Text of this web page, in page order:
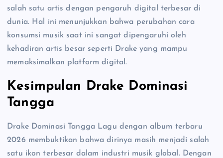
salah satu artis dengan pengaruh digital terbesar di
dunia. Hal ini menunjukkan bahwa perubahan cara
konsumsi musik saat ini sangat dipengaruhi oleh
kehadiran artis besar seperti Drake yang mampu
memaksimalkan platform digital.
Kesimpulan Drake Dominasi
Tangga
Drake Dominasi Tangga Lagu dengan album terbaru
2026 membuktikan bahwa dirinya masih menjadi salah
satu ikon terbesar dalam industri musik global. Dengan